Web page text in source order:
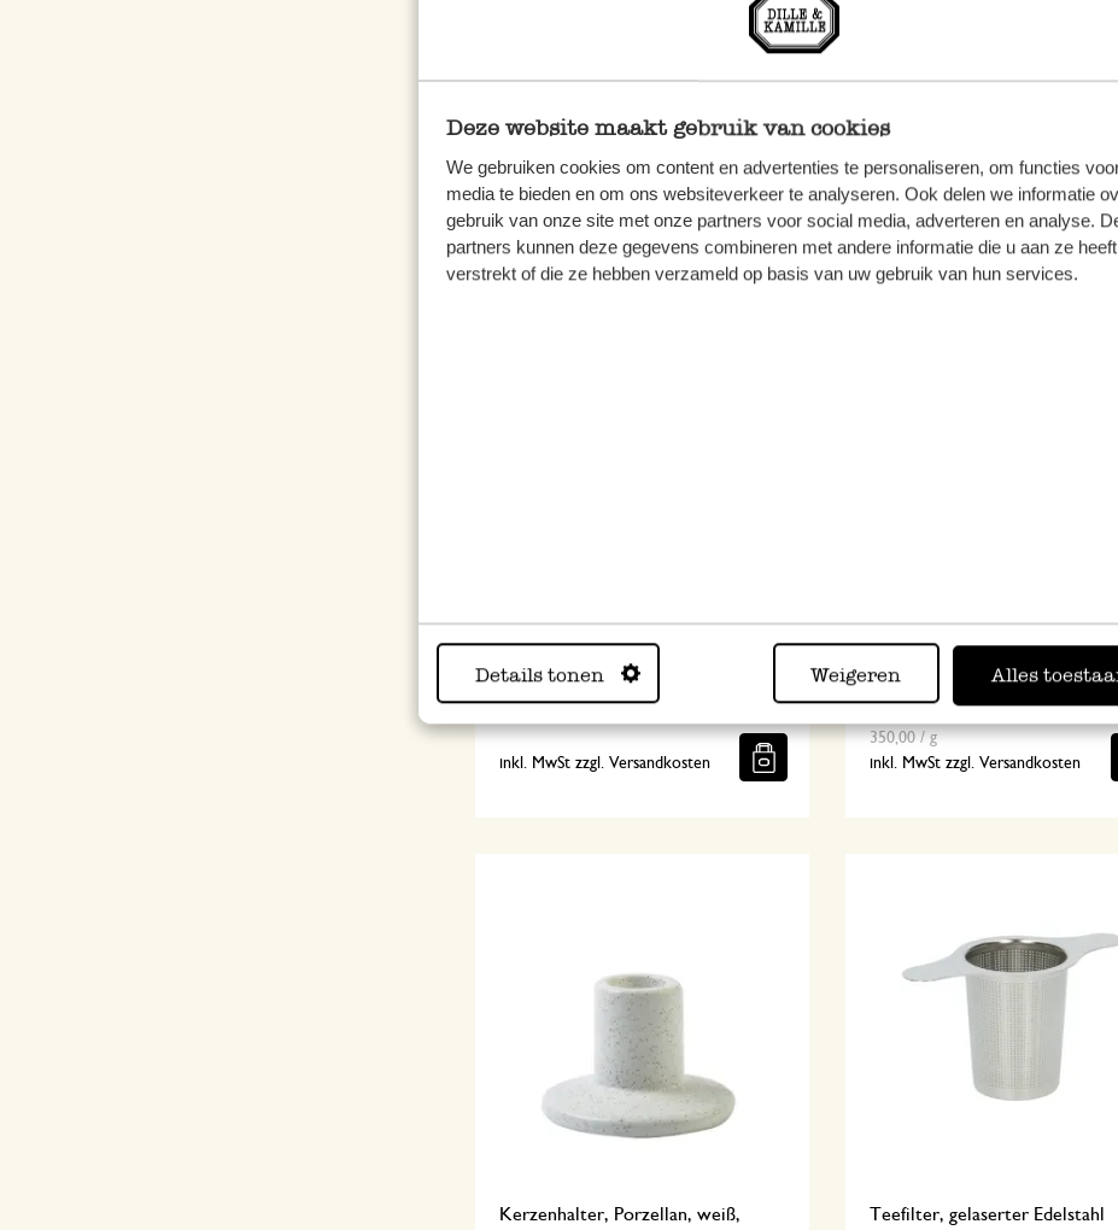
Deze website maakt gebruik van cookies
We gebruiken cookies om content en advertenties te personaliseren, om functies
media te bieden en om ons websiteverkeer te analyseren. Ook delen we informatie
gebruik van onze site met onze partners voor social media, adverteren en analyse.
partners kunnen deze gegevens combineren met andere informatie die u aan ze heeft
verstrekt of die ze hebben verzameld op basis van uw gebruik van hun services.
Details tonen Weigeren Alles
Bolgakorb, flach
inkl. MwSt zzgl. Versandkosten
Samtkissen, Bio-Baumwolle,
inkl. MwSt zzgl. Versandkosten
Kürbis, Filz, orange, ca. 8 cm
inkl. MwSt zzgl. Versandkosten
Duftsäckchen, Baumwolle
350,00 / g
inkl. MwSt zzgl. Versandkosten
Kerzenhalter, Porzellan, weiß,
Teefilter, gelaserter Edelstahl